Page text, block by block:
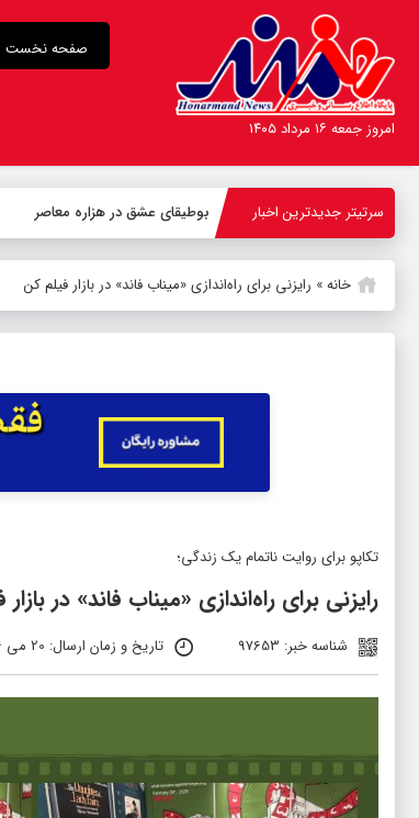
صفحه نخست
امروز جمعه ۱۶ مرداد ۱۴۰۵
سرتیتر جدیدترین اخبار بوطیقای عشق در هزاره معاصر
خانه» رایزنی برای راه‌اندازی «میناب فاند» در بازار فیلم کن
تکاپو برای روایت ناتمام یک زندگی؛
رایزنی برای راه‌اندازی «میناب فاند» در
شناسه خبر: 97653 تاریخ و زمان ارسال: 20 می 2026 ساعت 12:37